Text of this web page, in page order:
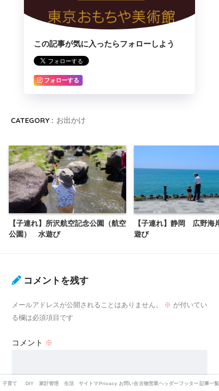
この記事が気に入ったらフォローしよう
フォローする
CATEGORY : お出かけ
【子連れ】所沢航空記念公園（航空
公園） 水遊び
【子連れ】静岡 広野
遊び
コメントを残す
メールアドレスが公開されることはありません。 ※ が付いてい
る欄は必須項目です
コメント ※
子育て DIY 家計管理 生活 サイトマップPrivacy Policyお問い合わせ古物営業法の表示
ヘッダー改造フッター改造記事一覧